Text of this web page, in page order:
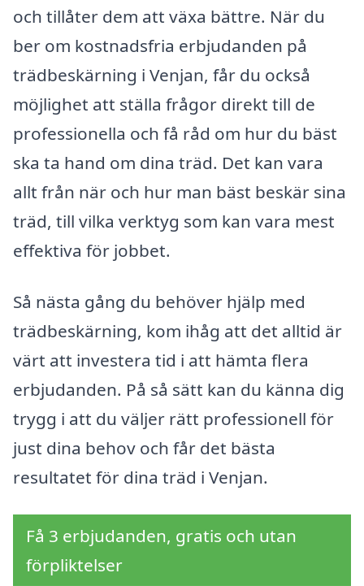
och tillåter dem att växa bättre. När du
ber om kostnadsfria erbjudanden på
trädbeskärning i Venjan, får du också
möjlighet att ställa frågor direkt till de
professionella och få råd om hur du bäst
ska ta hand om dina träd. Det kan vara
allt från när och hur man bäst beskär sina
träd, till vilka verktyg som kan vara mest
effektiva för jobbet.
Så nästa gång du behöver hjälp med
trädbeskärning, kom ihåg att det alltid är
värt att investera tid i att hämta flera
erbjudanden. På så sätt kan du känna dig
trygg i att du väljer rätt professionell för
just dina behov och får det bästa
resultatet för dina träd i Venjan.
Få 3 erbjudanden, gratis och utan
förpliktelser